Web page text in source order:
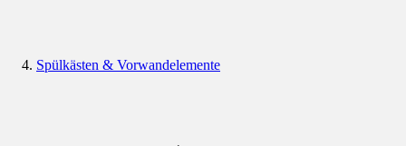
Spülkästen & Vorwandelemente